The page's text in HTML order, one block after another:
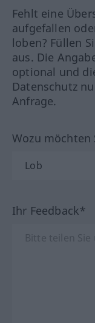
Fehlt eine
aufgefallen
loben? Füllen
aus. Die
optional und
Datenschutz
Anfrage.
Wozu möchten
Ihr Feedback*